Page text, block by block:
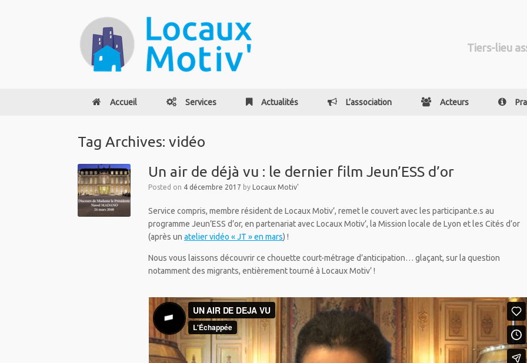
Tiers-lieu
Accueil Services Actualités L’association Acteurs
Tag Archives: vidéo
Un air de déjà vu : le dernier film Jeun’ESS d’or
Posted on 4 décembre 2017 byLocaux Motiv'
Service compris, membre résident de Locaux Motiv’, remet le couvert avec les participant.e.s au
programme Jeun’ESS d’or, en partenariat avec Locaux Motiv’, la Mission locale de Lyon et les Cités d’or
(après unatelier vidéo « JT » en mars) !
Nous vous laissons découvrir ce chouette court-métrage d’anticipation… glaçant, sur la question
notamment des migrants, entièrement tourné à Locaux Motiv’ !